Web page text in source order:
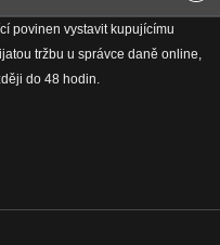
povinen vystavit kupujícímu
tržbu u správce daně online,
do 48 hodin.